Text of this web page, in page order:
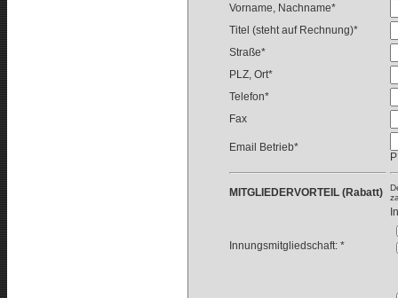
Vorname, Nachname*
Titel (steht auf Rechnung)*
Straße*
PLZ, Ort*
Telefon*
Fax
Email Betrieb*
MITGLIEDERVORTEIL (Rabatt)
Innungsmitgliedschaft: *